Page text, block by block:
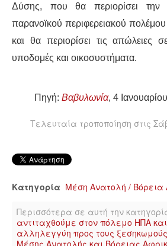
Δύσης, που θα περιορίσει την
παρανοϊκού περιφερειακού
και θα περιορίσει τις απώλειες
υποδομές και οικοσυστήματα.
Πηγή: Βαβυλωνία, 4
Τελευταία τροποποίηση στις
Κατηγορία Μέση Ανατολή / Βόρεια
Περισσότερα σε αυτή την
αντιταχθούμε στον πόλεμο ΗΠΑ
αλληλεγγύη προς τους
Μέσης Ανατολής και Βόρειας